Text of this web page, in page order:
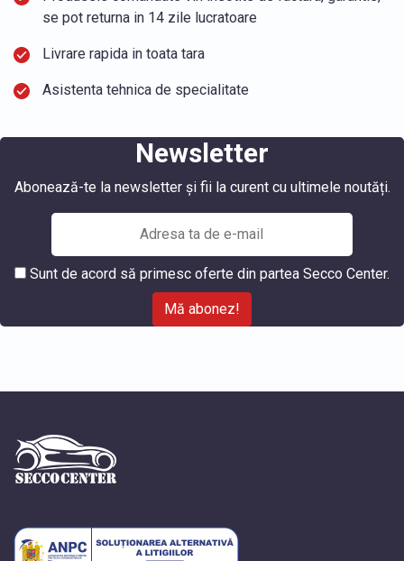
se pot returna in 14 zile lucratoare
Livrare rapida in toata tara
Asistenta tehnica de specialitate
Newsletter
Abonează-te la newsletter și fii la curent cu ultimele noutăți.
Sunt de acord să primesc oferte din partea Secco Center.
Mă abonez!